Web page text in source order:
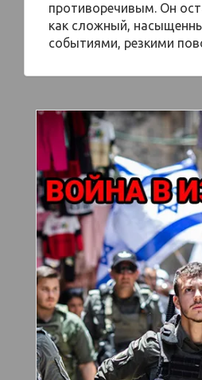
противоречивым. Он
как сложный,
событиями, резкими